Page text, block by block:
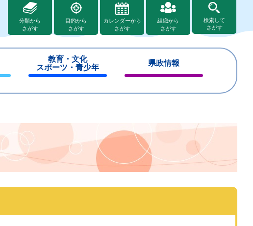
分類から
さがす
目的から
さがす
カレンダーから
さがす
組織から
さがす
検索して
さがす
教育・文化
スポーツ・青少年
じ
県政情報
じ